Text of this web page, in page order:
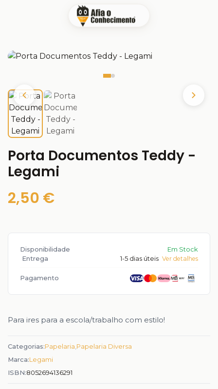
Porta Documentos Teddy -
Legami
2,50 €
Disponibilidade
Em Stock
Entrega
1-5 dias úteis Ver detalhes
Pagamento
Para ires para a escola/trabalho com estilo!
Categorias:Papelaria Papelaria Diversa
Marca:Legami
ISBN:8052694136291